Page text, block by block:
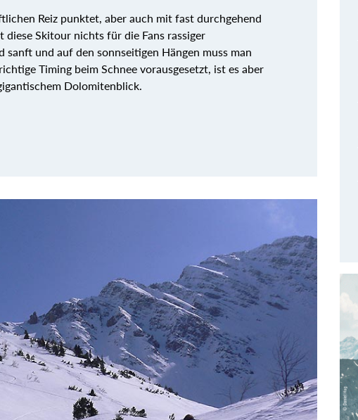
Reiz punktet, aber auch mit fast durchgehend
Skitour nichts für die Fans rassiger
und auf den sonnseitigen Hängen muss man
Timing beim Schnee vorausgesetzt, ist es aber
Dolomitenblick.